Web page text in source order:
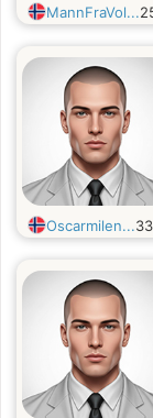
MannFraVol...
Oscarmilen...